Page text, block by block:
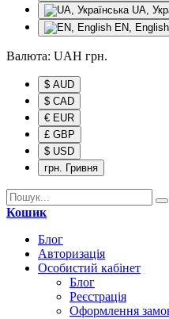
UA,
EN, English
Валюта: UAH грн.
$ AUD
$ CAD
€ EUR
£ GBP
$ USD
грн. Гривня
Кошик
Блог
Авторизація
Особистий кабінет
Блог
Реєстрація
Оформлення